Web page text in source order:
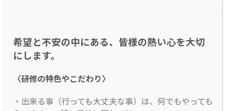
希望と不安の中にある、皆様の熱い心を大切
にします。
〈研修の特色やこだわり〉
・出来る事（行っても大丈夫な事）は、何でもやっても